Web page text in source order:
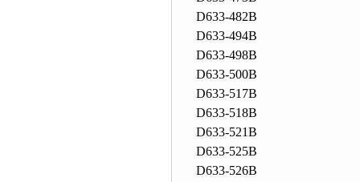
D633-482B
D633-494B
D633-498B
D633-500B
D633-517B
D633-518B
D633-521B
D633-525B
D633-526B